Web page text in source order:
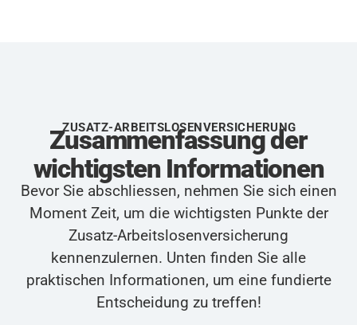
ZUSATZ-ARBEITSLOSENVERSICHERUNG
Zusammenfassung der
wichtigsten Informationen
Bevor Sie abschliessen, nehmen Sie sich einen
Moment Zeit, um die wichtigsten Punkte der
Zusatz-Arbeitslosenversicherung
kennenzulernen. Unten finden Sie alle
praktischen Informationen, um eine fundierte
Entscheidung zu treffen!